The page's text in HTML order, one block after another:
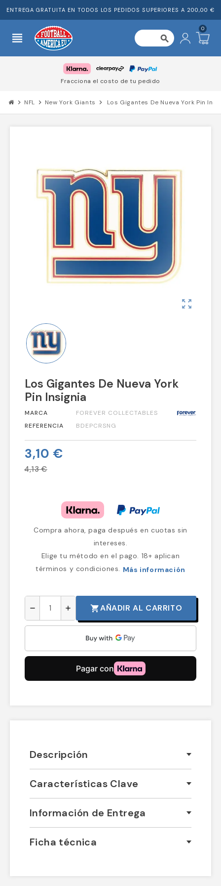
ENTREGA GRATUITA EN TODOS LOS PEDIDOS SUPERIORES A 200,00 €
view_headline search
0
Fracciona el costo de tu pedido
chevron_right NFL chevron_right New York Giants chevron_right Los Gigantes De Nueva York Pin
zoom_out_map
Los Gigantes De Nueva York
Pin Insignia
MARCA
FOREVER COLLECTABLES
REFERENCIA
BDEPCRSNG
3,10 €
4,13 €
Compra ahora, paga después en cuotas sin
intereses.
Elige tu método en el pago. 18+ aplican
términos y condiciones. Más información
remove add shopping_cartAÑADIR AL CARRITO
Descripción
Características Clave
Información de Entrega
Ficha técnica